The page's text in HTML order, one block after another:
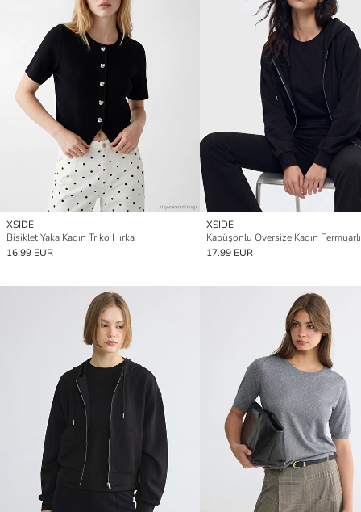
XSIDE
Bisiklet Yaka Kadın Triko Hırka
16.99 EUR
XSIDE
17.99 EUR